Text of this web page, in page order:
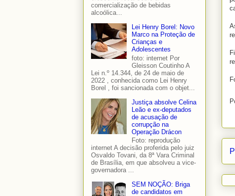
comercialização de bebidas
alcoólica...
Lei Henry Borel: Novo
Marco na Proteção de
Crianças e
Adolescentes
foto: internet Por
Gleisson Coutinho A
Lei n.º 14.344, de 24 de maio de
2022 , conhecida como Lei Henry
Borel , foi sancionada com o objet...
Justiça absolve Celina
Leão e ex-deputados
de acusação de
corrupção na
Operação Drácon
Foto: reprodução
internet A decisão proferida pelo juiz
Osvaldo Tovani, da 8ª Vara Criminal
de Brasília, em que absolveu a vice-
governadora ...
SEM NOÇÃO: Briga
de candidatos em